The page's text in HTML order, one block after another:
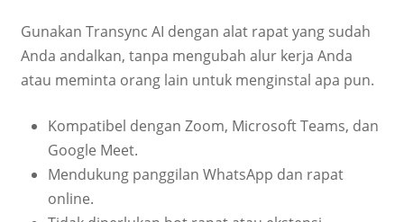
Gunakan Transync AI dengan alat rapat yang sudah
Anda andalkan, tanpa mengubah alur kerja Anda
atau meminta orang lain untuk menginstal apa pun.
Kompatibel dengan Zoom, Microsoft Teams, dan
Google Meet.
Mendukung panggilan WhatsApp dan rapat
online.